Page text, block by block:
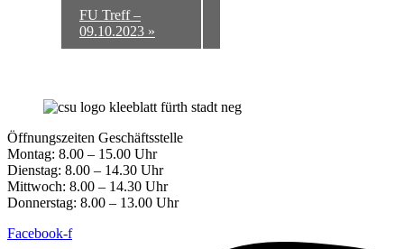
FU Treff –
09.10.2023 »
Öffnungszeiten Geschäftsstelle
Montag: 8.00 – 15.00 Uhr
Dienstag: 8.00 – 14.30 Uhr
Mittwoch: 8.00 – 14.30 Uhr
Donnerstag: 8.00 – 13.00 Uhr
Facebook-f